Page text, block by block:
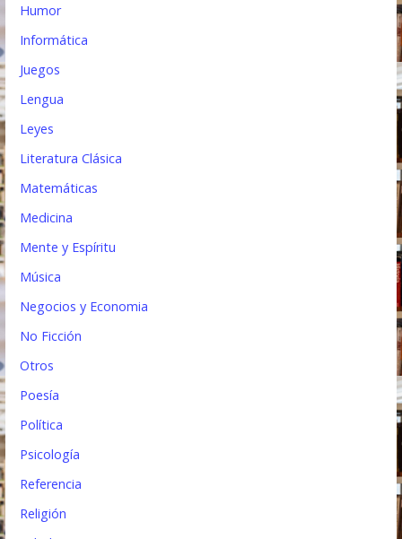
Humor
Informática
Juegos
Lengua
Leyes
Literatura Clásica
Matemáticas
Medicina
Mente y Espíritu
Música
Negocios y Economia
No Ficción
Otros
Poesía
Política
Psicología
Referencia
Religión